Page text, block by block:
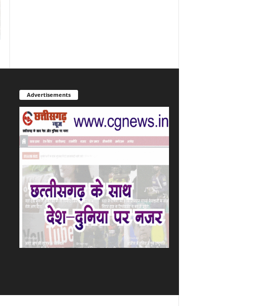
Advertisements